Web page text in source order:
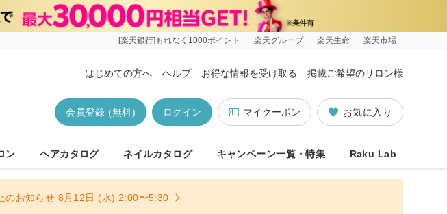
[楽天銀行]もれなく1000ポイント 楽天グループ 楽天生命 楽天市場
はじめての方へ ヘルプ お得な情報を受け取る 掲載ご希望のサロン様
お気に入り
マイクーポン
ログイン
会員登録 (無料)
ン ヘアカタログ ネイルカタログ キャンペーン一覧・特集 Raku Lab
のお知らせ 8月12日 (水) 2:00〜5:30